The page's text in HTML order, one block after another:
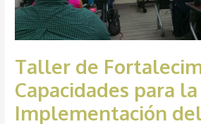
Taller de
Capacidades para la
Implementación
RTH
Productos
Carbono